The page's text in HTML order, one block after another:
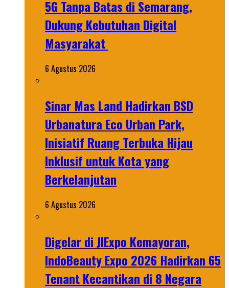
5G Tanpa Batas di Semarang,
Dukung Kebutuhan Digital
Masyarakat
6 Agustus 2026
Sinar Mas Land Hadirkan BSD
Urbanatura Eco Urban Park,
Inisiatif Ruang Terbuka Hijau
Inklusif untuk Kota yang
Berkelanjutan
6 Agustus 2026
Digelar di JIExpo Kemayoran,
IndoBeauty Expo 2026 Hadirkan 65
Tenant Kecantikan di 8 Negara